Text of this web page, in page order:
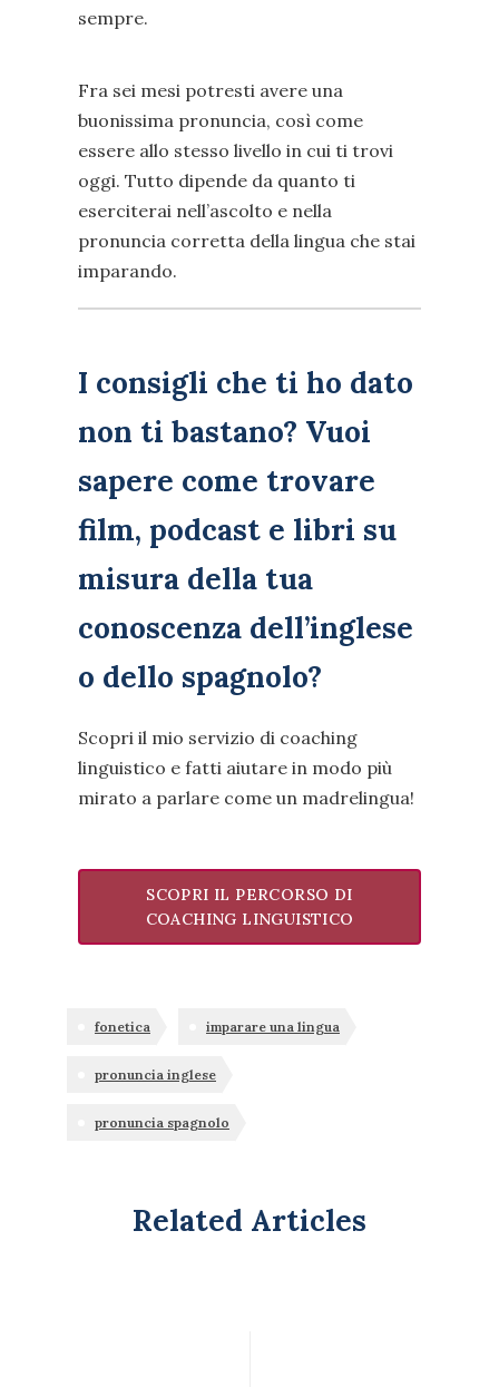
sempre.
Fra sei mesi potresti avere una
buonissima pronuncia, così come
essere allo stesso livello in cui ti trovi
oggi. Tutto dipende da quanto ti
eserciterai nell’ascolto e nella
pronuncia corretta della lingua che stai
imparando.
I consigli che ti ho dato
non ti bastano? Vuoi
sapere come trovare
film, podcast e libri su
misura della tua
conoscenza dell’inglese
o dello spagnolo?
Scopri il mio servizio di coaching
linguistico e fatti aiutare in modo più
mirato a parlare come un madrelingua!
SCOPRI IL PERCORSO DI
COACHING LINGUISTICO
fonetica imparare una lingua
pronuncia inglese
pronuncia spagnolo
Related Articles